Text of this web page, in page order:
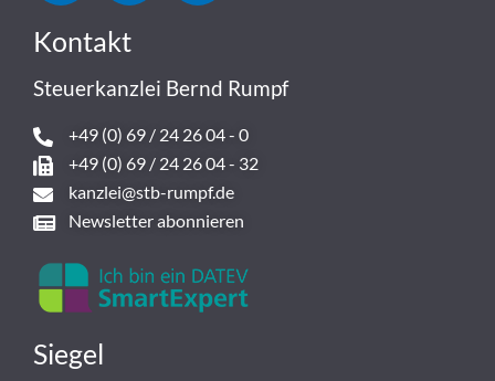
Kontakt
Steuerkanzlei Bernd Rumpf
+49 (0) 69 / 24 26 04 - 0
+49 (0) 69 / 24 26 04 - 32
kanzlei@stb-rumpf.de
Newsletter abonnieren
Siegel